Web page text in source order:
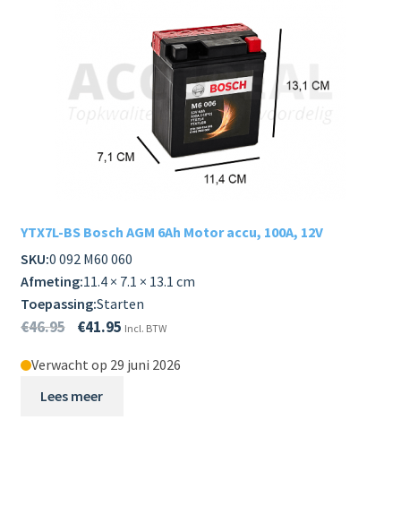
YTX7L-BS Bosch AGM 6Ah Motor accu, 100A, 12V
SKU:0 092 M60 060
Afmeting:11.4 × 7.1 × 13.1 cm
Toepassing:Starten
€46.95 €41.95 Incl. BTW
Verwacht op 29 juni 2026
Lees meer